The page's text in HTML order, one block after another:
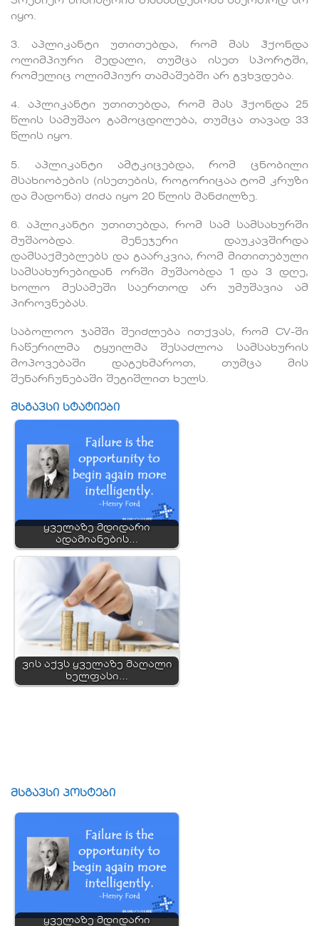
იყო.
3. აპლიკანტი უთითებდა, რომ მას ჰქონდა
ოლიმპიური მედალი, თუმცა ისეთ სპორტში,
რომელიც ოლიმპიურ თამაშებში არ გვხვდება.
4. აპლიკანტი უთითებდა, რომ მას ჰქონდა 25
წლის სამუშაო გამოცდილება, თუმცა თავად 33
წლის იყო.
5. აპლიკანტი ამტკიცებდა, რომ ცნობილი
მსახიობების (ისეთების, როგორიცაა ტომ კრუზი
და მადონა) ძიძა იყო 20 წლის მანძილზე.
6. აპლიკანტი უთითებდა, რომ სამ სამსახურში
მუშაობდა. მენეჯერი დაუკავშირდა
დამსაქმებლებს და გაარკვია, რომ მითითებული
სამსახურებიდან ორში მუშაობდა 1 და 3 დღე,
ხოლო მესამეში საერთოდ არ უმუშავია ამ
პიროვნებას.
საბოლოო ჯამში შეიძლება ითქვას, რომ CV-ში
ჩაწერილმა ტყუილმა შესაძლოა სამსახურის
მოპოვებაში დაგეხმაროთ, თუმცა მის
შენარჩუნებაში შეგიშლით ხელს.
მსგავსი სტატიები
ყველაზე მდიდარი
ადამიანების…
ვის აქვს ყველაზე მაღალი
ხელფასი…
მსგავსი პოსტები
ყველაზე მდიდარი